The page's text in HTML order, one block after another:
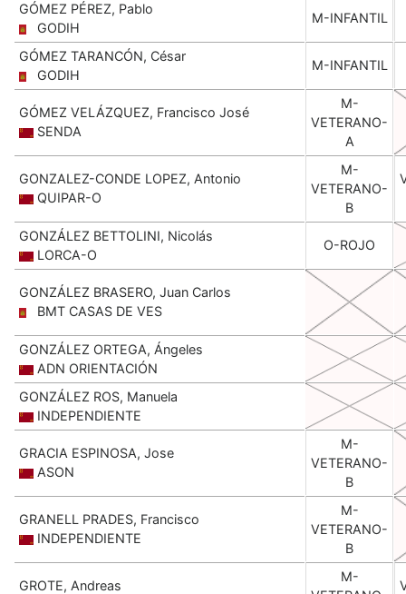
GÓMEZ PÉREZ, Pablo
GODIH
M-INFANTIL
GÓMEZ TARANCÓN, César
GODIH
M-INFANTIL
GÓMEZ VELÁZQUEZ, Francisco José
SENDA
M-
VETERANO-
A
GONZALEZ-CONDE LOPEZ, Antonio
QUIPAR-O
M-
VETERANO-
B
GONZÁLEZ BETTOLINI, Nicolás
LORCA-O
O-ROJO
GONZÁLEZ BRASERO, Juan Carlos
BMT CASAS DE VES
GONZÁLEZ ORTEGA, Ángeles
ADN ORIENTACIÓN
GONZÁLEZ ROS, Manuela
INDEPENDIENTE
GRACIA ESPINOSA, Jose
ASON
M-
VETERANO-
B
GRANELL PRADES, Francisco
INDEPENDIENTE
M-
VETERANO-
B
GROTE, Andreas
M-